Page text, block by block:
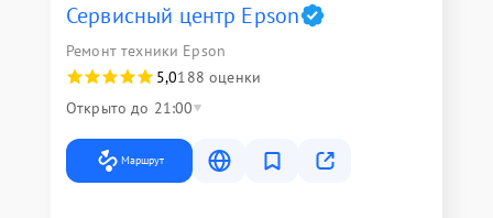
Сервисный центр Epson
Ремонт техники Epson
5,0188 оценки
Открыто до 21:00
Маршрут